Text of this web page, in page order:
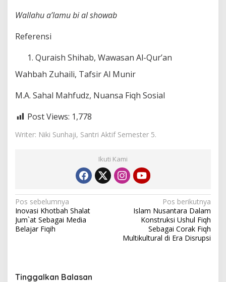
Wallahu a’lamu bi al showab
Referensi
Quraish Shihab, Wawasan Al-Qur’an
Wahbah Zuhaili, Tafsir Al Munir
M.A. Sahal Mahfudz, Nuansa Fiqh Sosial
Post Views: 1,778
Writer: Niki Sunhaji, Santri Aktif Semester 5.
Ikuti Kami
N
a
v
a
Pos sebelumnya
Inovasi Khotbah Shalat
Jum`at Sebagai Media
Belajar Fiqih
Pos berikutnya
Islam Nusantara Dalam
Konstruksi Ushul Fiqh
Sebagai Corak Fiqh
Multikultural di Era Disrupsi
Tinggalkan Balasan